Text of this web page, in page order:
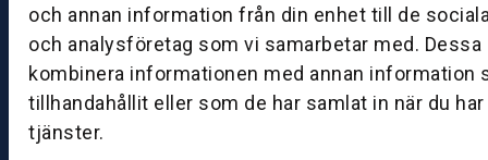
och annan information från din enhet till de
och analysföretag som vi samarbetar med. Dessa
kombinera informationen med annan information
tillhandahållit eller som de har samlat in när du
tjänster.
S
k
ö
v
d